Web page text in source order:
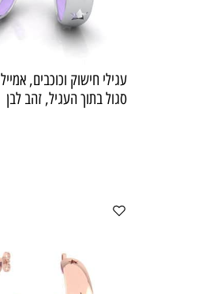
עגילי חישוק וכוכבים, אמייל
סגול בתוך העגיל, זהב לבן